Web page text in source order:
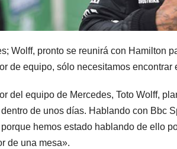
Wolff, pronto se reunirá con Hamilton
de equipo, sólo necesitamos encontrar
del equipo de Mercedes, Toto Wolff,
de unos días. Hablando con Bbc
hemos estado hablando de ello
de una mesa».